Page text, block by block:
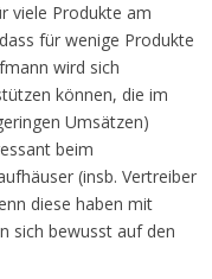
viele Produkte am
für wenige Produkte
wird sich
können, die im
Umsätzen)
beim
(insb. Vertreiber
diese haben mit
sich bewusst auf den